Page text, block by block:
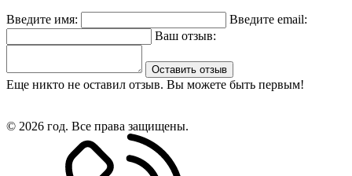
Введите имя:
Введите email:
Ваш отзыв:
Оставить отзыв
Еще никто не оставил отзыв. Вы можете быть первым!
© 2026 год. Все права защищены.